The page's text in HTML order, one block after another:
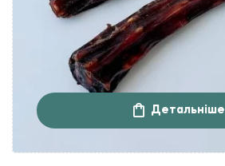
Детальніше